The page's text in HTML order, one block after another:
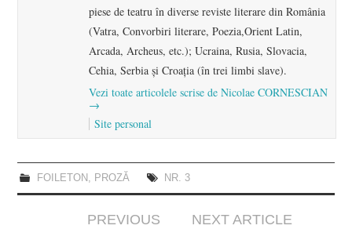
piese de teatru în diverse reviste literare din România
(Vatra, Convorbiri literare, Poezia,Orient Latin,
Arcada, Archeus, etc.); Ucraina, Rusia, Slovacia,
Cehia, Serbia şi Croaţia (în trei limbi slave).
Vezi toate articolele scrise de Nicolae CORNESCIAN
→
Site personal
FOILETON PROZĂ NR. 3
PREVIOUS
NEXT ARTICLE